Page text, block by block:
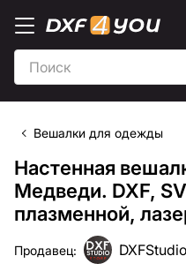
Вешалки для одежды
Настенная
Медведи. DXF,
плазменной,
Продавец: